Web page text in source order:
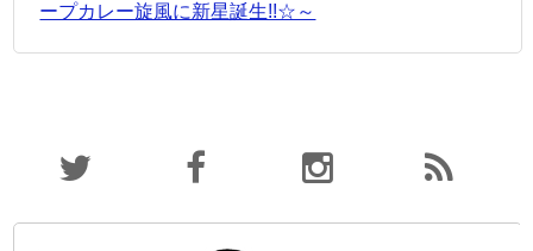
ープカレー旋風に新星誕生!!☆～